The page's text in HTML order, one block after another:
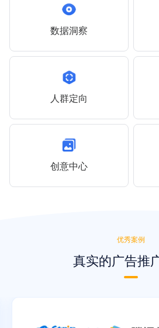
数据洞察
人群定向
创意中心
优秀案例
真实的广告推